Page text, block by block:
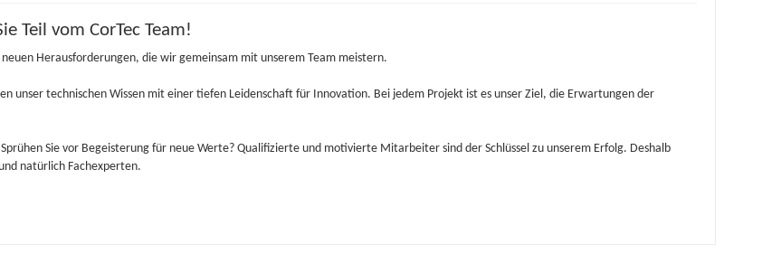
Teil vom CorTec Team!
Herausforderungen, die wir gemeinsam mit unserem Team meistern.
unser technischen Wissen mit einer tiefen Leidenschaft für Innovation. Bei jedem Projekt ist es unser Ziel, die Erwartungen der
Sprühen Sie vor Begeisterung für neue Werte? Qualifizierte und motivierte Mitarbeiter sind der Schlüssel zu unserem Erfolg. Deshalb
natürlich Fachexperten.